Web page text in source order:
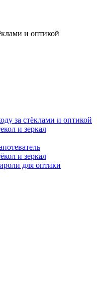
и оптикой
за стёклами и оптикой
и зеркал
и зеркал
для оптики